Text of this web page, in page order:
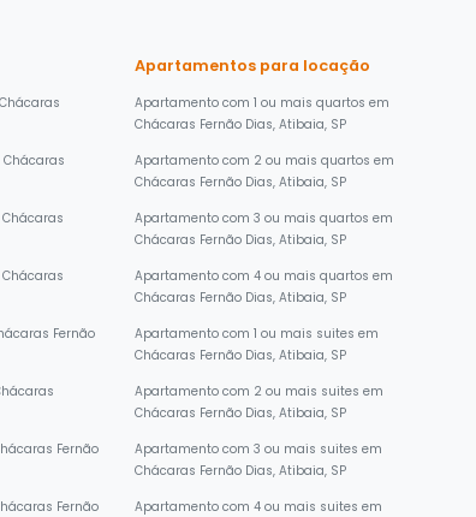
Fernão
Fernão
Fernão
Apartamentos para locação
Apartamento com 1 ou mais quartos em
Chácaras Fernão Dias, Atibaia, SP
Apartamento com 2 ou mais quartos em
Chácaras Fernão Dias, Atibaia, SP
Apartamento com 3 ou mais quartos em
Chácaras Fernão Dias, Atibaia, SP
Apartamento com 4 ou mais quartos em
Chácaras Fernão Dias, Atibaia, SP
Apartamento com 1 ou mais suites em
Chácaras Fernão Dias, Atibaia, SP
Apartamento com 2 ou mais suites em
Chácaras Fernão Dias, Atibaia, SP
Apartamento com 3 ou mais suites em
Chácaras Fernão Dias, Atibaia, SP
Apartamento com 4 ou mais suites em